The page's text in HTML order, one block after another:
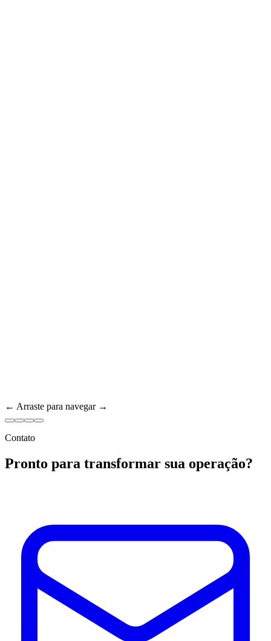
← Arraste para navegar →
Contato
Pronto para transformar sua operação?